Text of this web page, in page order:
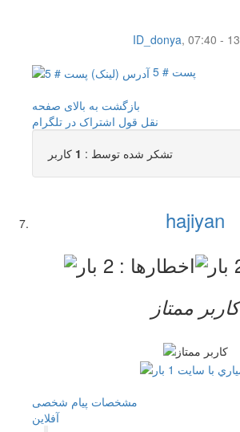
ID_donya,
پست # 5
بازگشت به بالای صفحه
نقل قول اشتراک در تلگرام
تشکر شده توسط : 1 کاربر
hajiyan
کاربر ممتاز
مشخصات پیام شخصی
آفلاين